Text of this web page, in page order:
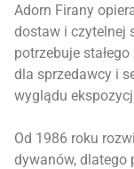
Adorn Firany
dostaw i czytelnej
potrzebuje
dla sprzedawcy i
wyglądu
Od 1986 roku
dywanów, dlatego